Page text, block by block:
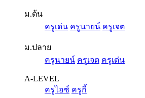
ม.ต้น
ครูเด่น ครูนายน์ ครูเจต
ม.ปลาย
ครูนายน์ ครูเจต ครูเด่น
A-LEVEL
ครูไอซ์ ครูกี้